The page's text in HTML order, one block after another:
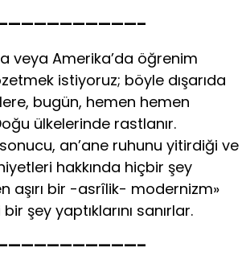
veya Amerika’da öğrenim
istiyoruz; böyle dışarıda
bugün, hemen hemen
ülkelerinde rastlanır.
an’ane ruhunu yitirdiği ve
hakkında hiçbir şey
aşırı bir -asrîlik- modernizm»
şey yaptıklarını sanırlar.